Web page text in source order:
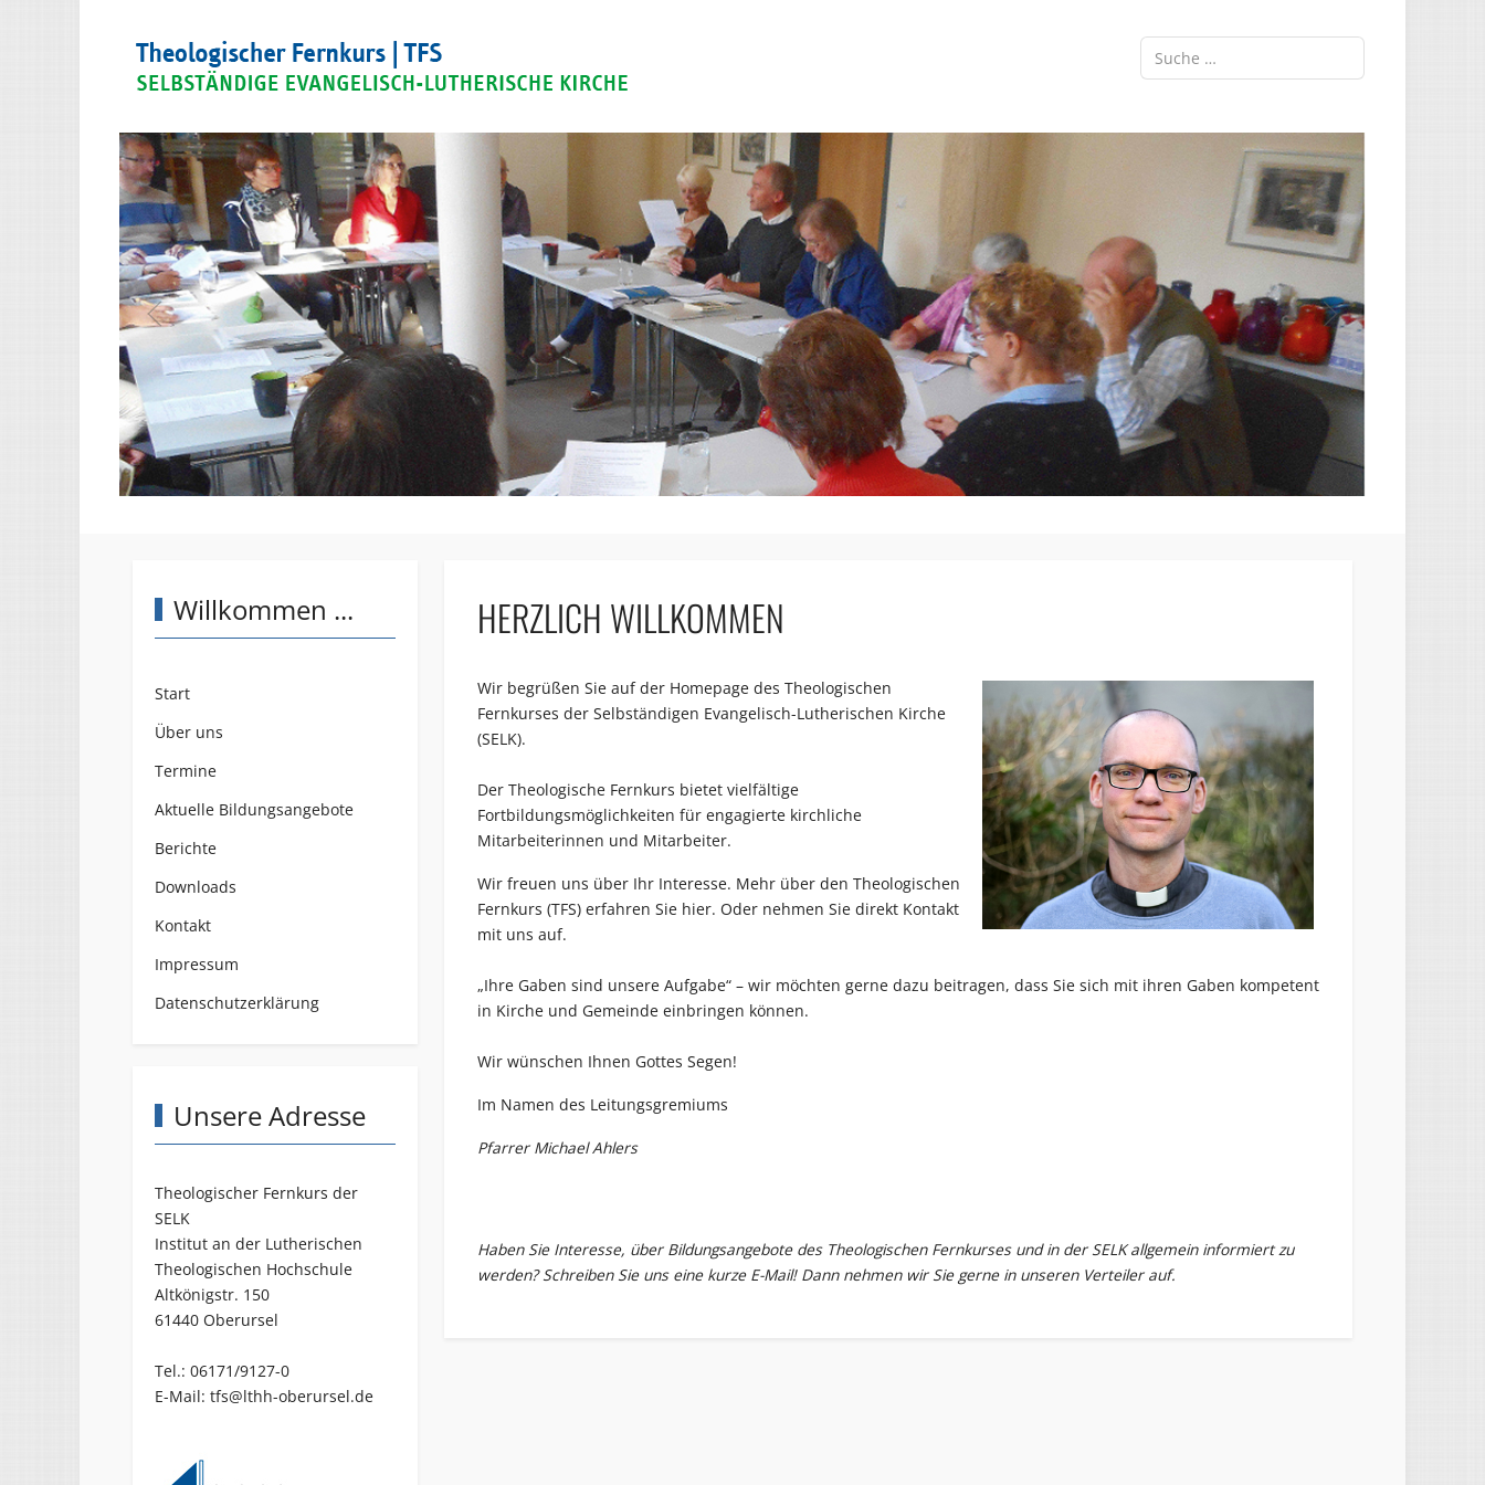
Suchen
Willkommen ...
Start
Über uns
Termine
Aktuelle Bildungsangebote
Berichte
Downloads
Kontakt
Impressum
Datenschutzerklärung
Unsere Adresse
Theologischer Fernkurs der
SELK
Institut an der Lutherischen
Theologischen Hochschule
Altkönigstr. 150
61440 Oberursel
Tel.: 06171/9127-0
E-Mail: tfs@lthh-oberursel.de
HERZLICH WILLKOMMEN
Wir begrüßen Sie auf der Homepage des Theologischen
Fernkurses der Selbständigen Evangelisch-Lutherischen Kirche
(SELK).
Der Theologische Fernkurs bietet vielfältige
Fortbildungsmöglichkeiten für engagierte kirchliche
Mitarbeiterinnen und Mitarbeiter.
Wir freuen uns über Ihr Interesse. Mehr über den Theologischen
Fernkurs (TFS) erfahren Sie hier. Oder nehmen Sie direkt Kontakt
mit uns auf.
„Ihre Gaben sind unsere Aufgabe“ – wir möchten gerne dazu beitragen, dass Sie sich mit ihren Gaben kompetent
in Kirche und Gemeinde einbringen können.
Wir wünschen Ihnen Gottes Segen!
Im Namen des Leitungsgremiums
Pfarrer Michael Ahlers
Haben Sie Interesse, über Bildungsangebote des Theologischen Fernkurses und in der SELK allgemein informiert zu
werden? Schreiben Sie uns eine kurze E-Mail! Dann nehmen wir Sie gerne in unseren Verteiler auf.